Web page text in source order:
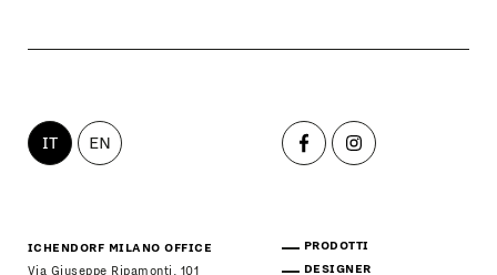
IT EN
ICHENDORF MILANO OFFICE
Via Giuseppe Ripamonti, 101
PRODOTTI
DESIGNER